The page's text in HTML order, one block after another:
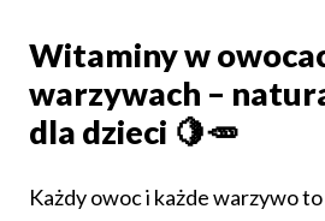
Witaminy w
warzywach –
dla dzieci 🍋🥕
Każdy owoc i każde warzywo to